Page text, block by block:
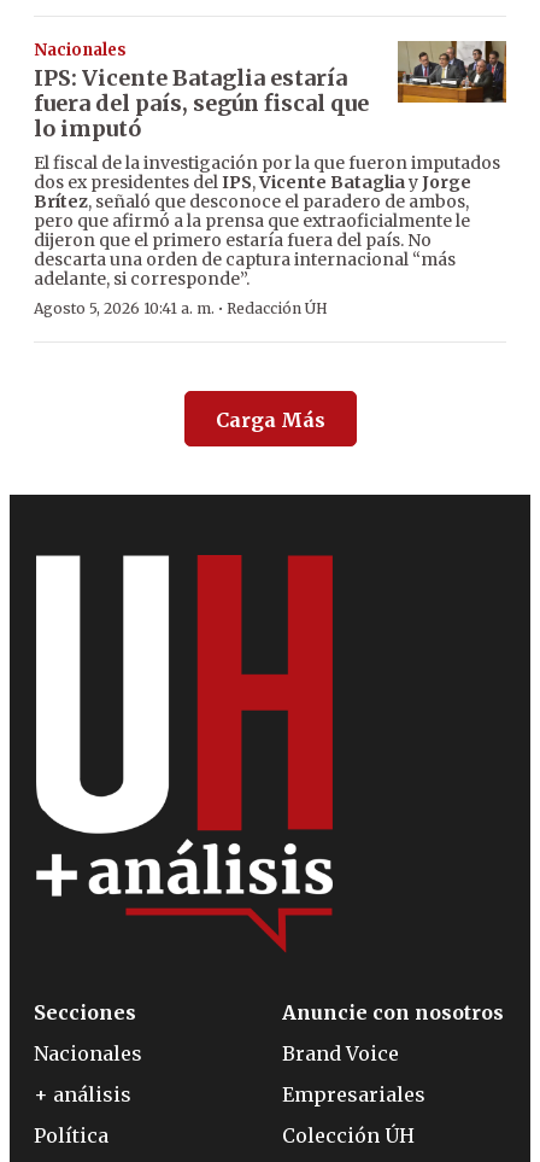
Nacionales
IPS: Vicente Bataglia estaría
fuera del país, según fiscal que
lo imputó
El fiscal de la investigación por la que fueron imputados
dos ex presidentes delIPS,Vicente BatagliayJorge
Brítez, señaló que desconoce el paradero de ambos,
pero que afirmó a la prensa que extraoficialmente le
dijeron que el primero estaría fuera del país. No
descarta una orden de captura internacional “más
adelante, si corresponde”.
Agosto 5, 2026 10:41 a. m. · Redacción ÚH
Carga Más
Secciones
Nacionales
+ análisis
Política
Anuncie con nosotros
Brand Voice
Empresariales
Colección ÚH